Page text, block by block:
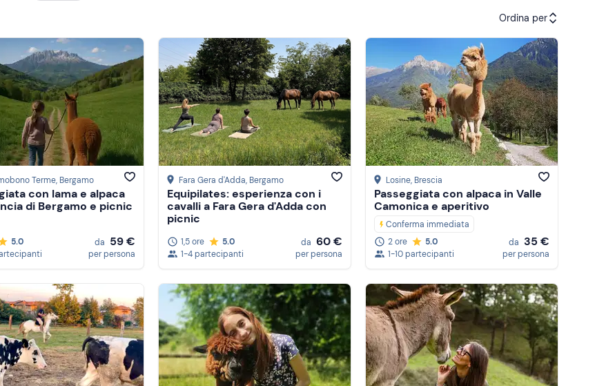
Ordina per
Attività consigliate
Prezzo (crescente)
Prezzo (decrescente)
Recensioni
Terme, Bergamo
con lama e alpaca
di Bergamo e picnic
5.0
da 59 €
per persona
Fara Gera d'Adda, Bergamo
Equipilates: esperienza con i
cavalli a Fara Gera d'Adda con
picnic
1,5 ore
5.0
1-4 partecipanti
da 60 €
per persona
Losine, Brescia
Passeggiata con alpaca in Valle
Camonica e aperitivo
Conferma immediata
2 ore
5.0
1-10 partecipanti
da 35 €
per persona